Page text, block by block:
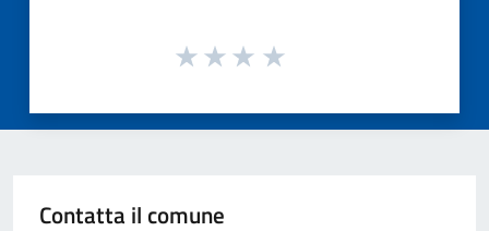
Contatta il comune